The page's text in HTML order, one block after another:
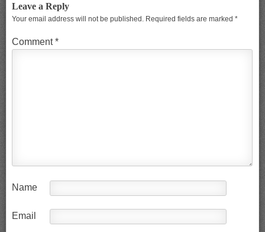
Leave a Reply
Your email address will not be published. Required fields are marked *
Comment*
Name
Email